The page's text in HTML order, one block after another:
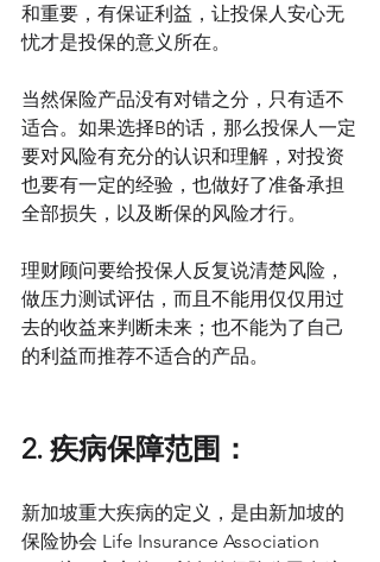
和重要，有保证利益，让投保人安心无
忧才是投保的意义所在。
当然保险产品没有对错之分，只有适不
适合。如果选择B的话，那么投保人一定
要对风险有充分的认识和理解，对投资
也要有一定的经验，也做好了准备承担
全部损失，以及断保的风险才行。
理财顾问要给投保人反复说清楚风险，
做压力测试评估，而且不能用仅仅用过
去的收益来判断未来；也不能为了自己
的利益而推荐不适合的产品。
2. 疾病保障范围：
新加坡重大疾病的定义，是由新加坡的
保险协会 Life Insurance Association